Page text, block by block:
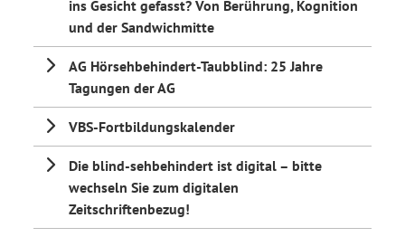
ins Gesicht gefasst? Von Berührung, Kognition
und der Sandwichmitte
AG Hörsehbehindert-Taubblind: 25 Jahre
Tagungen der AG
VBS-Fortbildungskalender
Die blind-sehbehindert ist digital – bitte
wechseln Sie zum digitalen
Zeitschriftenbezug!